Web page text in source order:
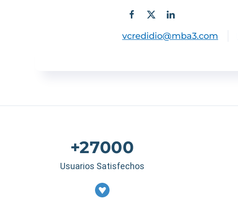
vcredidio@mba3.com
+27000
Usuarios Satisfechos